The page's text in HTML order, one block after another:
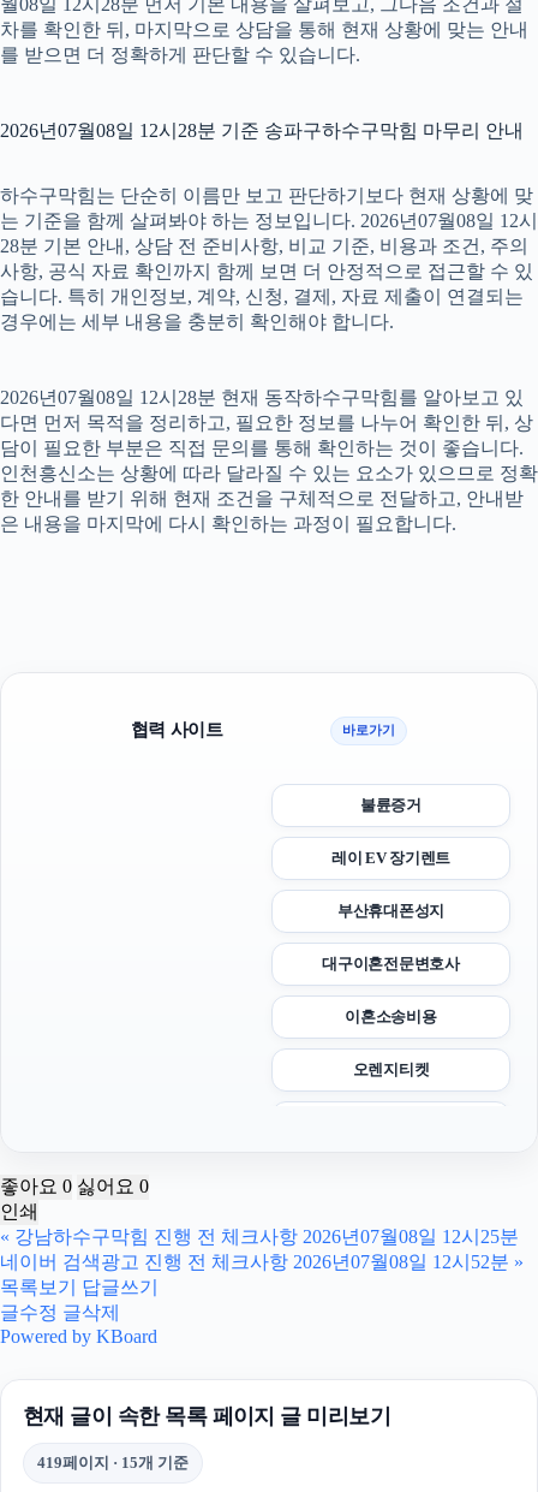
월08일 12시28분 먼저 기본 내용을 살펴보고, 그다음 조건과 절
차를 확인한 뒤, 마지막으로 상담을 통해 현재 상황에 맞는 안내
를 받으면 더 정확하게 판단할 수 있습니다.
2026년07월08일 12시28분 기준 송파구하수구막힘 마무리 안내
하수구막힘는 단순히 이름만 보고 판단하기보다 현재 상황에 맞
는 기준을 함께 살펴봐야 하는 정보입니다. 2026년07월08일 12시
28분 기본 안내, 상담 전 준비사항, 비교 기준, 비용과 조건, 주의
사항, 공식 자료 확인까지 함께 보면 더 안정적으로 접근할 수 있
습니다. 특히 개인정보, 계약, 신청, 결제, 자료 제출이 연결되는
경우에는 세부 내용을 충분히 확인해야 합니다.
2026년07월08일 12시28분 현재 동작하수구막힘를 알아보고 있
다면 먼저 목적을 정리하고, 필요한 정보를 나누어 확인한 뒤, 상
담이 필요한 부분은 직접 문의를 통해 확인하는 것이 좋습니다.
인천흥신소는 상황에 따라 달라질 수 있는 요소가 있으므로 정확
한 안내를 받기 위해 현재 조건을 구체적으로 전달하고, 안내받
은 내용을 마지막에 다시 확인하는 과정이 필요합니다.
협력 사이트 바로가기
불륜증거
레이 EV 장기렌트
부산휴대폰성지
대구이혼전문변호사
이혼소송비용
오렌지티켓
영등포구하수구막힘
좋아요 0 싫어요 0
인쇄
« 강남하수구막힘 진행 전 체크사항 2026년07월08일 12시25분
네이버 검색광고 진행 전 체크사항 2026년07월08일 12시52분 »
목록보기
답글쓰기
글수정 글삭제
Powered by KBoard
현재 글이 속한 목록 페이지 글 미리보기
419페이지 · 15개 기준